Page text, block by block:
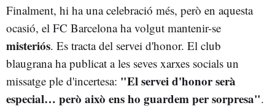
Finalment, hi ha una celebració més, però en aquesta
ocasió, el FC Barcelona ha volgut mantenir-se
misteriós. Es tracta del servei d'honor. El club
blaugrana ha publicat a les seves xarxes socials un
missatge ple d'incertesa: "El servei d'honor serà
especial… però això ens ho guardem per sorpresa".